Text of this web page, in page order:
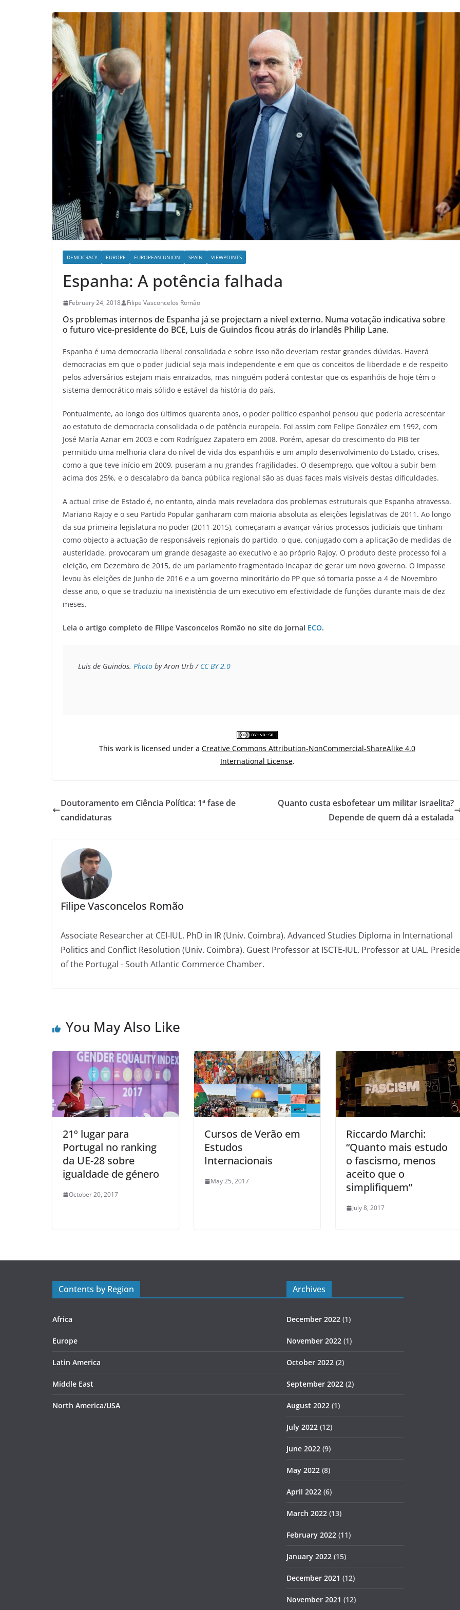
DEMOCRACY EUROPE EUROPEAN UNION SPAIN VIEWPOINTS
Espanha: A potência falhada
February 24, 2018 Filipe Vasconcelos Romão
Os problemas internos de Espanha já se projectam a nível externo. Numa votação indicativa sobre
o futuro vice-presidente do BCE, Luis de Guindos ficou atrás do irlandês Philip Lane.
Espanha é uma democracia liberal consolidada e sobre isso não deveriam restar grandes dúvidas. Haverá
democracias em que o poder judicial seja mais independente e em que os conceitos de liberdade e de respeito
pelos adversários estejam mais enraizados, mas ninguém poderá contestar que os espanhóis de hoje têm o
sistema democrático mais sólido e estável da história do país.
Pontualmente, ao longo dos últimos quarenta anos, o poder político espanhol pensou que poderia acrescentar
ao estatuto de democracia consolidada o de potência europeia. Foi assim com Felipe González em 1992, com
José María Aznar em 2003 e com Rodríguez Zapatero em 2008. Porém, apesar do crescimento do PIB ter
permitido uma melhoria clara do nível de vida dos espanhóis e um amplo desenvolvimento do Estado, crises,
como a que teve início em 2009, puseram a nu grandes fragilidades. O desemprego, que voltou a subir bem
acima dos 25%, e o descalabro da banca pública regional são as duas faces mais visíveis destas dificuldades.
A actual crise de Estado é, no entanto, ainda mais reveladora dos problemas estruturais que Espanha atravessa.
Mariano Rajoy e o seu Partido Popular ganharam com maioria absoluta as eleições legislativas de 2011. Ao longo
da sua primeira legislatura no poder (2011-2015), começaram a avançar vários processos judiciais que tinham
como objecto a actuação de responsáveis regionais do partido, o que, conjugado com a aplicação de medidas de
austeridade, provocaram um grande desagaste ao executivo e ao próprio Rajoy. O produto deste processo foi a
eleição, em Dezembro de 2015, de um parlamento fragmentado incapaz de gerar um novo governo. O impasse
levou às eleições de Junho de 2016 e a um governo minoritário do PP que só tomaria posse a 4 de Novembro
desse ano, o que se traduziu na inexistência de um executivo em efectividade de funções durante mais de dez
meses.
Leia o artigo completo de Filipe Vasconcelos Romão no site do jornal ECO.
Luis de Guindos. Photo by Aron Urb / CC BY 2.0
This work is licensed under a Creative Commons Attribution-NonCommercial-ShareAlike 4.0
International License.
Doutoramento em Ciência Política: 1ª fase de
candidaturas
Quanto custa esbofetear um militar israelita?
Depende de quem dá a estalada
Filipe Vasconcelos Romão
Associate Researcher at CEI-IUL. PhD in IR (Univ. Coimbra). Advanced Studies Diploma in International
Politics and Conflict Resolution (Univ. Coimbra). Guest Professor at ISCTE-IUL. Professor at UAL.
of the Portugal - South Atlantic Commerce Chamber.
You May Also Like
21º lugar para
Portugal no ranking
da UE-28 sobre
igualdade de género
October 20, 2017
Cursos de Verão em
Estudos
Internacionais
May 25, 2017
Riccardo Marchi:
“Quanto mais estudo
o fascismo, menos
aceito que o
simplifiquem”
July 8, 2017
Contents by Region
Africa
Europe
Latin America
Middle East
North America/USA
Archives
December 2022 (1)
November 2022 (1)
October 2022 (2)
September 2022 (2)
August 2022 (1)
July 2022 (12)
June 2022 (9)
May 2022 (8)
April 2022 (6)
March 2022 (13)
February 2022 (11)
January 2022 (15)
December 2021 (12)
November 2021 (12)